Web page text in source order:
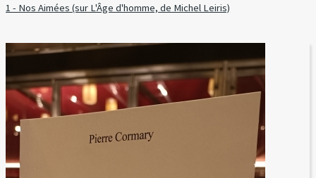
1 - Nos Aimées (sur L'Âge d'homme, de Michel Leiris)